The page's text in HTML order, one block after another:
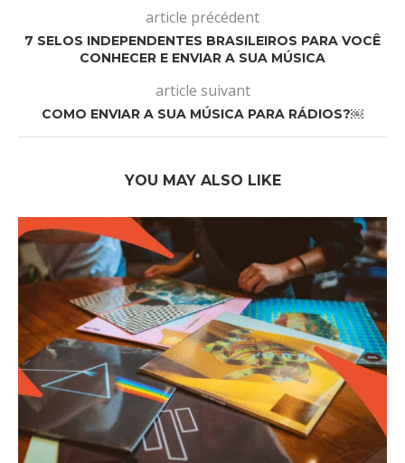
article précédent
7 SELOS INDEPENDENTES BRASILEIROS PARA VOCÊ
CONHECER E ENVIAR A SUA MÚSICA
article suivant
COMO ENVIAR A SUA MÚSICA PARA RÁDIOS?￼
YOU MAY ALSO LIKE